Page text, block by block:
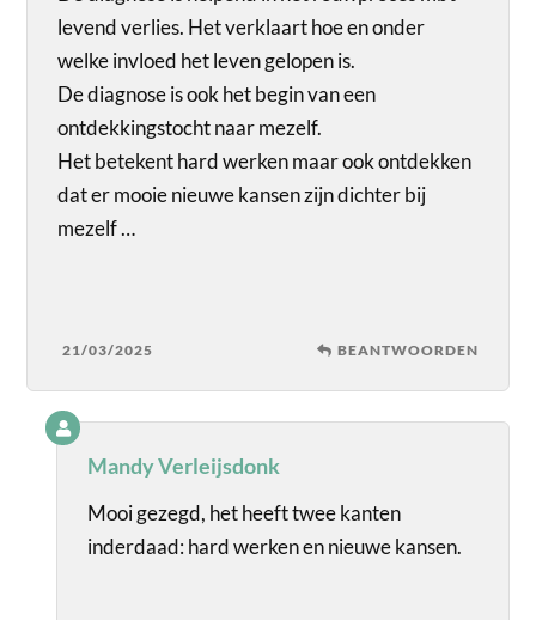
levend verlies. Het verklaart hoe en onder
welke invloed het leven gelopen is.
De diagnose is ook het begin van een
ontdekkingstocht naar mezelf.
Het betekent hard werken maar ook ontdekken
dat er mooie nieuwe kansen zijn dichter bij
mezelf …
21/03/2025 BEANTWOORDEN
Mandy Verleijsdonk
Mooi gezegd, het heeft twee kanten
inderdaad: hard werken en nieuwe kansen.